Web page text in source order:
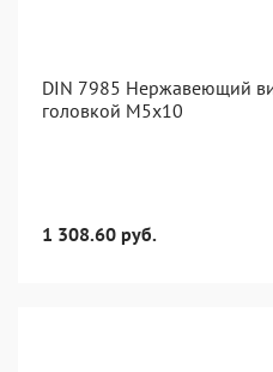
DIN 7985 Нержавеющий
головкой М5х10
1 308.60 руб.